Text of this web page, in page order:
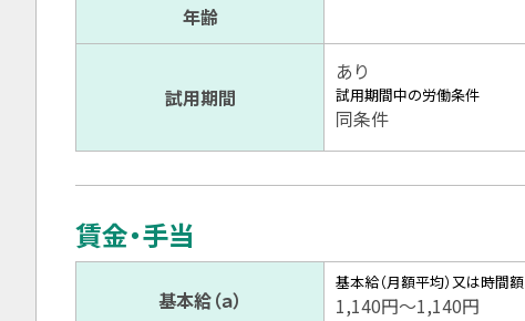
年齢
試用期間
あり
試用期間中の労働条件
同条件
賃金・手当
基本給（ａ）
基本給（月額平均）又は時間額
1,140円〜1,140円